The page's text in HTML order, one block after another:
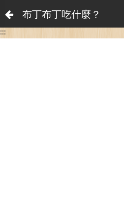
布丁布丁吃什麼？
:::